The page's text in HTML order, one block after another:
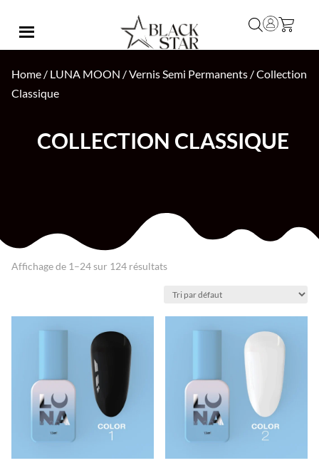
Home / LUNA MOON /Vernis Semi Permanents / Collection
Classique
COLLECTION CLASSIQUE
Affichage de 1–24 sur 124 résultats